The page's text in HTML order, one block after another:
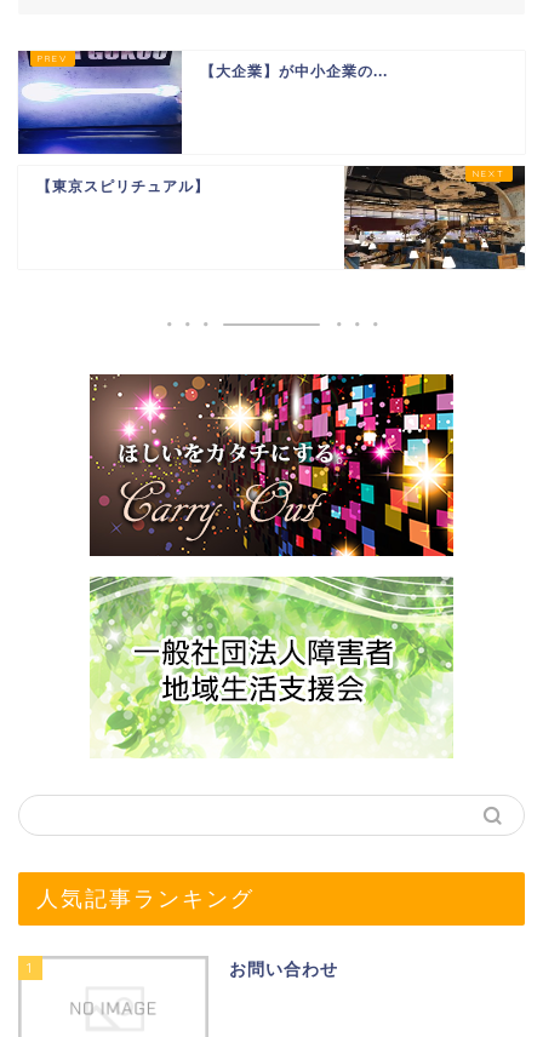
【大企業】が中小企業の...
【東京スピリチュアル】
人気記事ランキング
1 お問い合わせ